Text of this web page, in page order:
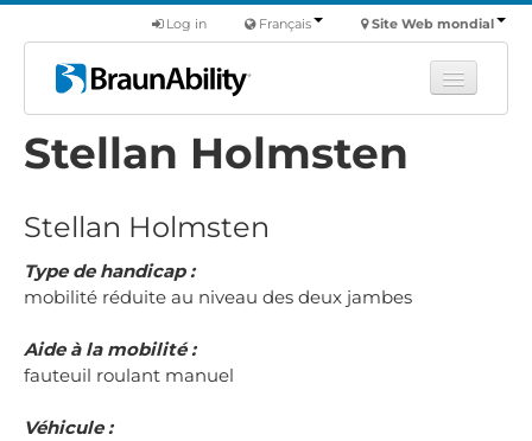
Site Web mondial
Français
Log in
Apprendre
Véhicules utilitaires
Nous
Stellan Holmsten
Stellan Holmsten
Type de handicap :
mobilité réduite au niveau des deux jambes
Aide à la mobilité :
fauteuil roulant manuel
Véhicule :